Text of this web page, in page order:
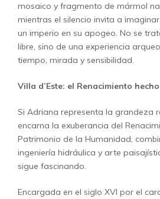
mosaico y fragmento de mármol
mientras el silencio invita a
un imperio en su apogeo. No se
libre, sino de una experiencia
tiempo, mirada y sensibilidad.
Villa d’Este: el Renacimiento
Si Adriana representa la grandeza
encarna la exuberancia del
Patrimonio de la Humanidad,
ingeniería hidráulica y arte
sigue fascinando.
Encargada en el siglo XVI por el